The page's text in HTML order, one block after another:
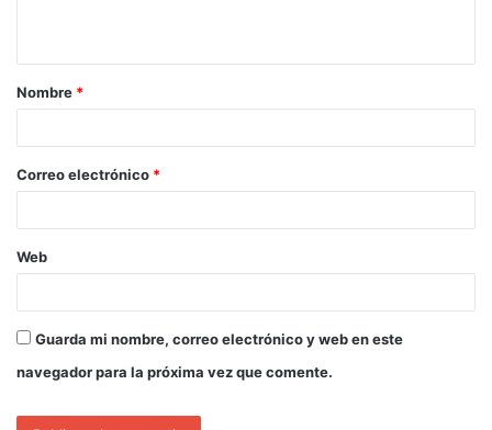
Nombre *
Correo electrónico *
Web
Guarda mi nombre, correo electrónico y web en este
navegador para la próxima vez que comente.